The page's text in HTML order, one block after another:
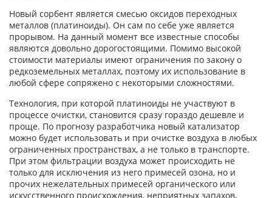
Новый сорбент является смесью оксидов переходных
металлов (платиноиды). Он сам по себе уже является
прорывом. На данный момент все известные способы
являются довольно дорогостоящими. Помимо высокой
стоимости материалы имеют ограничения по закону о
редкоземельных металлах, поэтому их использование в
любой сфере сопряжено с некоторыми сложностями.
Технология, при которой платиноиды не участвуют в
процессе очистки, становится сразу гораздо дешевле и
проще. По прогнозу разработчика новый катализатор
можно будет использовать и при очистке воздуха в любых
ограниченных пространствах, а не только в транспорте.
При этом фильтрации воздуха может происходить не
только для исключения из него примесей озона, но и
прочих нежелательных примесей органического или
искусственного происхождения, неприятных запахов,